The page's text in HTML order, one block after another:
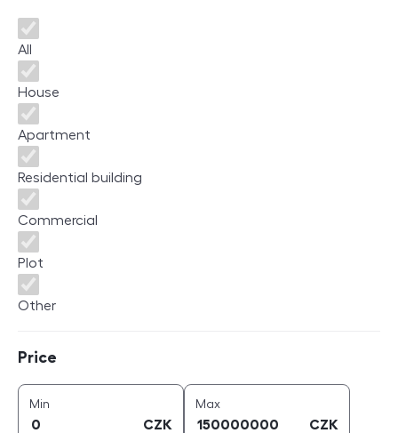
Property type
All
House
Apartment
Residential building
Commercial
Plot
Other
Price
Min
CZK
Maxprice (
CZK